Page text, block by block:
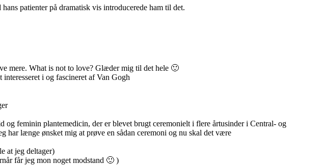
patienter på dramatisk vis introducerede ham til det.
mere. What is not to love? Glæder mig til det hele 🙂
i og fascineret af Van Gogh
feminin plantemedicin, der er blevet brugt ceremonielt i flere årtusinder i Central- og
har længe ønsket mig at prøve en sådan ceremoni og nu skal det være
at jeg deltager)
får jeg mon noget modstand 🙂 )